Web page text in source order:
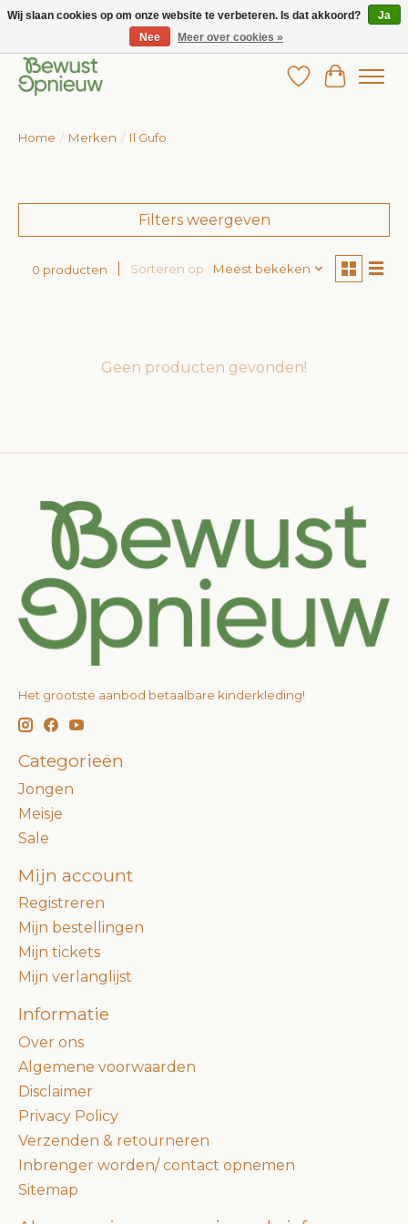
Wij bieden het grootste aanbod in betaalbare kinderkleding!
Verlanglijst
Home / Merken / Il Gufo
Filters weergeven
0 producten Sorteren op Meest bekeken
Geen producten gevonden!
Het grootste aanbod betaalbare kinderkleding!
Categorieën
Jongen
Meisje
Sale
Mijn account
Registreren
Mijn bestellingen
Mijn tickets
Mijn verlanglijst
Informatie
Over ons
Algemene voorwaarden
Disclaimer
Privacy Policy
Verzenden & retourneren
Inbrenger worden/ contact opnemen
Sitemap
Wij slaan cookies op om onze website te verbeteren. Is dat akkoord?
Ja
Nee
Meer over cookies »